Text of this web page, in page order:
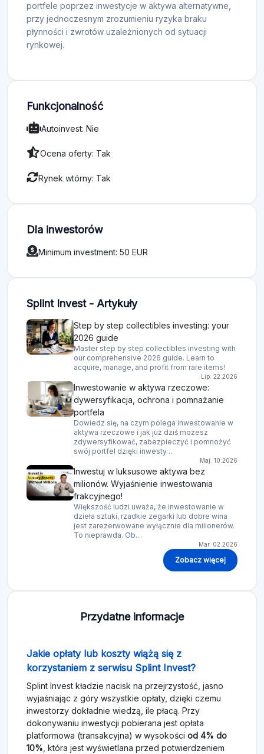
portfele poprzez inwestycje w aktywa alternatywne,
przy jednoczesnym zrozumieniu ryzyka braku
płynności i zwrotów uzależnionych od sytuacji
rynkowej.
Funkcjonalność
Autoinvest: Nie
Ocena oferty: Tak
Rynek wtórny: Tak
Dla inwestorów
Minimum investment: 50 EUR
Splint Invest - Artykuły
Step by step collectibles investing: your
2026 guide
Master step by step collectibles investing with
our comprehensive 2026 guide. Learn to
acquire, manage, and profit from rare items!
Lip. 22.2026
Inwestowanie w aktywa rzeczowe:
dywersyfikacja, ochrona i pomnażanie
portfela
Dowiedz się, na czym polega inwestowanie w
aktywa rzeczowe i jak już dziś możesz
zdywersyfikować, zabezpieczyć i pomnożyć
swój portfel dzięki inwesty…
Maj. 10.2026
Inwestuj w luksusowe aktywa bez
milionów. Wyjaśnienie inwestowania
frakcyjnego!
Większość ludzi uważa, że inwestowanie w
dzieła sztuki, rzadkie zegarki lub dobre wina
jest zarezerwowane wyłącznie dla milionerów.
To nieprawda. Ob…
Mar. 02.2026
Zobacz więcej
Przydatne informacje
Jakie opłaty lub koszty wiążą się z
korzystaniem z serwisu Splint Invest?
Splint Invest kładzie nacisk na przejrzystość, jasno
wyjaśniając z góry wszystkie opłaty, dzięki czemu
inwestorzy dokładnie wiedzą, ile płacą. Przy
dokonywaniu inwestycji pobierana jest opłata
platformowa (transakcyjna) w wysokości od 4% do
10% , która jest wyświetlana przed potwierdzeniem